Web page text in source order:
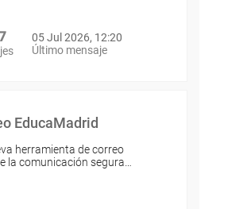
05 Jul 2026, 12:20
Último mensaje
EducaMadrid
herramienta de correo
la comunicación segura…